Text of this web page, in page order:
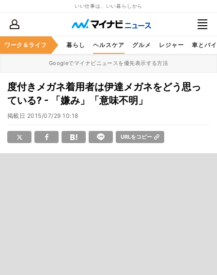
いい仕事は、いい暮らしから
ワーク＆ライフ
ススキル マネー 暮らし ヘルスケア グルメ レジャー 車とバ
Googleでマイナビニュースを優先表示する方法
度付きメガネ着用者は伊達メガネをどう思っ
ている? - 「嫌み」「意味不明」
掲載日 2015/07/29 10:18
URLをコピー